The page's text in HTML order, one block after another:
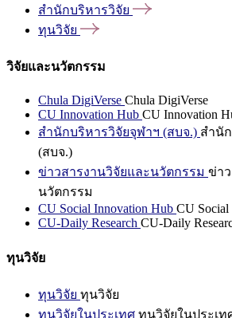
สำนักบริหารวิจัย
ทุนวิจัย
วิจัยและนวัตกรรม
Chula DigiVerse Chula DigiVerse
CU Innovation Hub CU Innovation
สำนักบริหารวิจัยจุฬาฯ (สบจ.) สำนั
(สบจ.)
ข่าวสารงานวิจัยและนวัตกรรม ข่า
นวัตกรรม
CU Social Innovation Hub CU
CU-Daily Research CU-Daily
ทุนวิจัย
ทุนวิจัย ทุนวิจัย
ทุนวิจัยในประเทศ ทุนวิจัยในประเท